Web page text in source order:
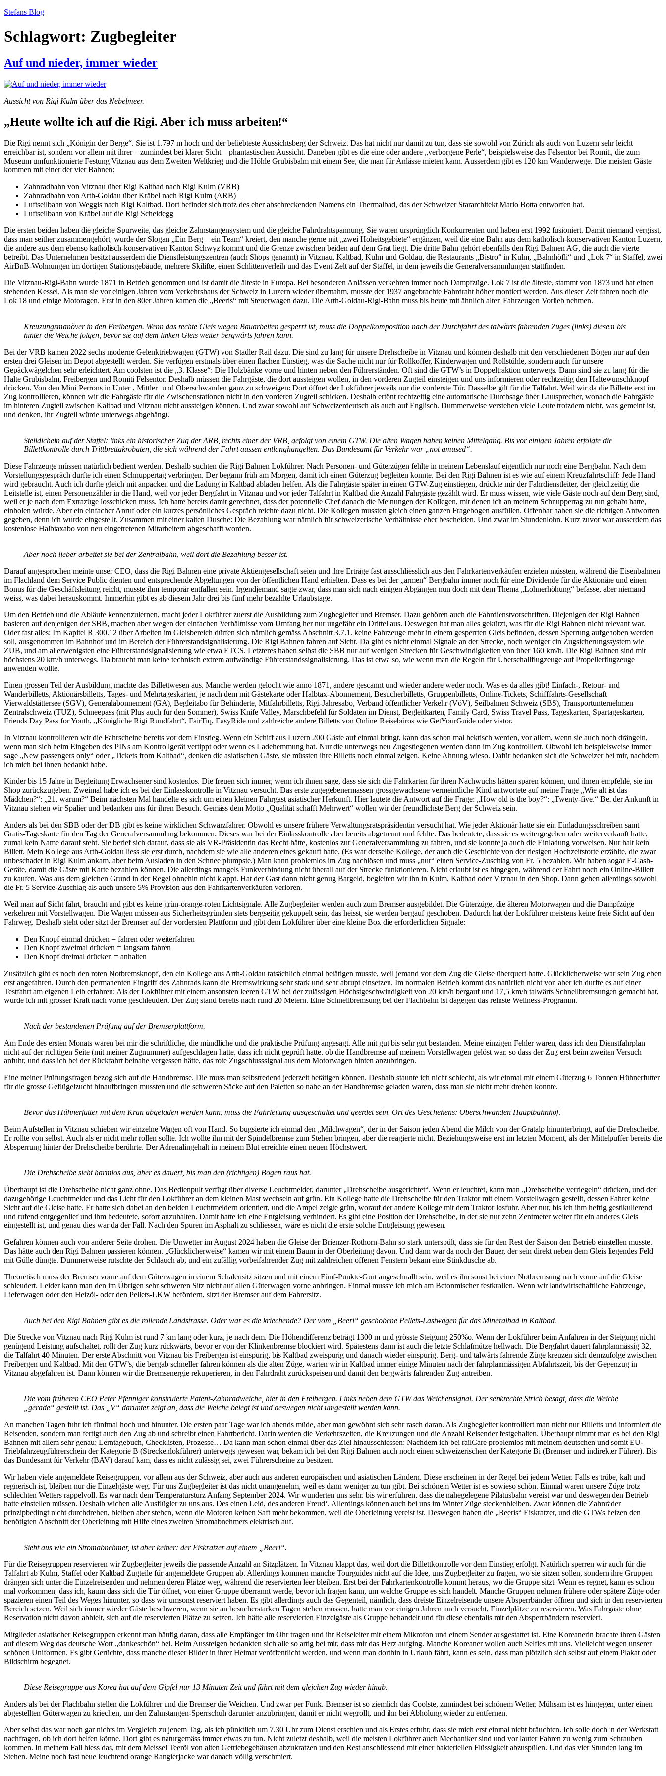
Zum
springen
Stefans Blog
Schlagwort: Zugbegleiter
Auf und nieder, immer wieder
Aussicht von Rigi Kulm über das Nebelmeer.
„Heute wollte ich auf die Rigi. Aber ich muss arbeiten!“
Die Rigi nennt sich „Königin der Berge“. Sie ist 1.797 m hoch und der beliebteste Aussichtsberg der Schweiz. Das hat nicht nur damit zu tun, dass sie sowohl von Zürich als auch von Luzern sehr leicht
erreichbar ist, sondern vor allem mit ihrer – zumindest bei klarer Sicht – phantastischen Aussicht. Daneben gibt es die eine oder andere „verborgene Perle“, beispielsweise das Felsentor bei Romiti, die zum
Museum umfunktionierte Festung Vitznau aus dem Zweiten Weltkrieg und die Höhle Grubisbalm mit einem See, die man für Anlässe mieten kann. Ausserdem gibt es 120 km Wanderwege. Die meisten Gäste
kommen mit einer der vier Bahnen:
Zahnradbahn von Vitznau über Rigi Kaltbad nach Rigi Kulm (VRB)
Zahnradbahn von Arth-Goldau über Kräbel nach Rigi Kulm (ARB)
Luftseilbahn von Weggis nach Rigi Kaltbad. Dort befindet sich trotz des eher abschreckenden Namens ein Thermalbad, das der Schweizer Stararchitekt Mario Botta entworfen hat.
Luftseilbahn von Kräbel auf die Rigi Scheidegg
Die ersten beiden haben die gleiche Spurweite, das gleiche Zahnstangensystem und die gleiche Fahrdrahtspannung. Sie waren ursprünglich Konkurrenten und haben erst 1992 fusioniert. Damit niemand vergisst,
dass man seither zusammengehört, wurde der Slogan „Ein Berg – ein Team“ kreiert, den manche gerne mit „zwei Hoheitsgebiete“ ergänzen, weil die eine Bahn aus dem katholisch-konservativen Kanton Luzern,
die andere aus dem ebenso katholisch-konservativen Kanton Schwyz kommt und die Grenze zwischen beiden auf dem Grat liegt. Die dritte Bahn gehört ebenfalls den Rigi Bahnen AG, die auch die vierte
betreibt. Das Unternehmen besitzt ausserdem die Dienstleistungszentren (auch Shops genannt) in Vitznau, Kaltbad, Kulm und Goldau, die Restaurants „Bistro“ in Kulm, „Bahnhöfli“ und „Lok 7“ in Staffel, zwei
AirBnB-Wohnungen im dortigen Stationsgebäude, mehrere Skilifte, einen Schlittenverleih und das Event-Zelt auf der Staffel, in dem jeweils die Generalversammlungen stattfinden.
Die Vitznau-Rigi-Bahn wurde 1871 in Betrieb genommen und ist damit die älteste in Europa. Bei besonderen Anlässen verkehren immer noch Dampfzüge. Lok 7 ist die älteste, stammt von 1873 und hat einen
stehenden Kessel. Als man sie vor einigen Jahren vom Verkehrshaus der Schweiz in Luzern wieder übernahm, musste der 1937 angebrachte Fahrdraht höher montiert werden. Aus dieser Zeit fahren noch die
Lok 18 und einige Motoragen. Erst in den 80er Jahren kamen die „Beeris“ mit Steuerwagen dazu. Die Arth-Goldau-Rigi-Bahn muss bis heute mit ähnlich alten Fahrzeugen Vorlieb nehmen.
Kreuzungsmanöver in den Freibergen. Wenn das rechte Gleis wegen Bauarbeiten gesperrt ist, muss die Doppelkomposition nach der Durchfahrt des talwärts fahrenden Zuges (links) diesem bis
hinter die Weiche folgen, bevor sie auf dem linken Gleis weiter bergwärts fahren kann.
Bei der VRB kamen 2022 sechs moderne Gelenktriebwagen (GTW) von Stadler Rail dazu. Die sind zu lang für unsere Drehscheibe in Vitznau und können deshalb mit den verschiedenen Bögen nur auf den
ersten drei Gleisen im Depot abgestellt werden. Sie verfügen erstmals über einen flachen Einstieg, was die Sache nicht nur für Rollkoffer, Kinderwagen und Rollstühle, sondern auch für unsere
Gepäckwägelchen sehr erleichtert. Am coolsten ist die „3. Klasse“: Die Holzbänke vorne und hinten neben den Führerständen. Oft sind die GTW’s in Doppeltraktion unterwegs. Dann sind sie zu lang für die
Halte Grubisbalm, Freibergen und Romiti Felsentor. Deshalb müssen die Fahrgäste, die dort aussteigen wollen, in den vorderen Zugteil einsteigen und uns informieren oder rechtzeitig den Haltewunschknopf
drücken. Von den Mini-Perrons in Unter-, Mittler- und Oberschwanden ganz zu schweigen: Dort öffnet der Lokführer jeweils nur die vorderste Tür. Dasselbe gilt für die Talfahrt. Weil wir da die Billette erst im
Zug kontrollieren, können wir die Fahrgäste für die Zwischenstationen nicht in den vorderen Zugteil schicken. Deshalb ertönt rechtzeitig eine automatische Durchsage über Lautsprecher, wonach die Fahrgäste
im hinteren Zugteil zwischen Kaltbad und Vitznau nicht aussteigen können. Und zwar sowohl auf Schweizerdeutsch als auch auf Englisch. Dummerweise verstehen viele Leute trotzdem nicht, was gemeint ist,
und denken, ihr Zugteil würde unterwegs abgehängt.
Stelldichein auf der Staffel: links ein historischer Zug der ARB, rechts einer der VRB, gefolgt von einem GTW. Die alten Wagen haben keinen Mittelgang. Bis vor einigen Jahren erfolgte die
Billettkontrolle durch Trittbrettakrobaten, die sich während der Fahrt aussen entlanghangelten. Das Bundesamt für Verkehr war „not amused“.
Diese Fahrzeuge müssen natürlich bedient werden. Deshalb suchten die Rigi Bahnen Lokführer. Nach Personen- und Güterzügen fehlte in meinem Lebenslauf eigentlich nur noch eine Bergbahn. Nach dem
Vorstellungsgespräch durfte ich einen Schnuppertag verbringen. Der begann früh am Morgen, damit ich einen Güterzug begleiten konnte. Bei den Rigi Bahnen ist es wie auf einem Kreuzfahrtschiff: Jede Hand
wird gebraucht. Auch ich durfte gleich mit anpacken und die Ladung in Kaltbad abladen helfen. Als die Fahrgäste später in einen GTW-Zug einstiegen, drückte mir der Fahrdienstleiter, der gleichzeitig die
Leitstelle ist, einen Personenzähler in die Hand, weil vor jeder Bergfahrt in Vitznau und vor jeder Talfahrt in Kaltbad die Anzahl Fahrgäste gezählt wird. Er muss wissen, wie viele Gäste noch auf dem Berg sind,
weil er je nach dem Extrazüge losschicken muss. Ich hatte bereits damit gerechnet, dass der potentielle Chef danach die Meinungen der Kollegen, mit denen ich an meinem Schnuppertag zu tun gehabt hatte,
einholen würde. Aber ein einfacher Anruf oder ein kurzes persönliches Gespräch reichte dazu nicht. Die Kollegen mussten gleich einen ganzen Fragebogen ausfüllen. Offenbar haben sie die richtigen Antworten
gegeben, denn ich wurde eingestellt. Zusammen mit einer kalten Dusche: Die Bezahlung war nämlich für schweizerische Verhältnisse eher bescheiden. Und zwar im Stundenlohn. Kurz zuvor war ausserdem das
kostenlose Halbtaxabo von neu eingetretenen Mitarbeitern abgeschafft worden.
Aber noch lieber arbeitet sie bei der Zentralbahn, weil dort die Bezahlung besser ist.
Darauf angesprochen meinte unser CEO, dass die Rigi Bahnen eine private Aktiengesellschaft seien und ihre Erträge fast ausschliesslich aus den Fahrkartenverkäufen erzielen müssten, während die Eisenbahnen
im Flachland dem Service Public dienten und entsprechende Abgeltungen von der öffentlichen Hand erhielten. Dass es bei der „armen“ Bergbahn immer noch für eine Dividende für die Aktionäre und einen
Bonus für die Geschäftsleitung reicht, musste ihm temporär entfallen sein. Irgendjemand sagte zwar, dass man sich nach einigen Abgängen nun doch mit dem Thema „Lohnerhöhung“ befasse, aber niemand
weiss, was dabei herauskommt. Immerhin gibt es ab diesem Jahr drei bis fünf mehr bezahlte Urlaubstage.
Um den Betrieb und die Abläufe kennenzulernen, macht jeder Lokführer zuerst die Ausbildung zum Zugbegleiter und Bremser. Dazu gehören auch die Fahrdienstvorschriften. Diejenigen der Rigi Bahnen
basieren auf denjenigen der SBB, machen aber wegen der einfachen Verhältnisse vom Umfang her nur ungefähr ein Drittel aus. Deswegen hat man alles gekürzt, was für die Rigi Bahnen nicht relevant war.
Oder fast alles: Im Kapitel R 300.12 über Arbeiten im Gleisbereich dürfen sich nämlich gemäss Abschnitt 3.7.1. keine Fahrzeuge mehr in einem gesperrten Gleis befinden, dessen Sperrung aufgehoben werden
soll, ausgenommen im Bahnhof und im Bereich der Führerstandsignalisierung. Die Rigi Bahnen fahren auf Sicht. Da gibt es nicht einmal Signale an der Strecke, noch weniger ein Zugsicherungssystem wie
ZUB, und am allerwenigsten eine Führerstandsignalisierung wie etwa ETCS. Letzteres haben selbst die SBB nur auf wenigen Strecken für Geschwindigkeiten von über 160 km/h. Die Rigi Bahnen sind mit
höchstens 20 km/h unterwegs. Da braucht man keine technisch extrem aufwändige Führerstandssignalisierung. Das ist etwa so, wie wenn man die Regeln für Überschallflugzeuge auf Propellerflugzeuge
anwenden wollte.
Einen grossen Teil der Ausbildung machte das Billettwesen aus. Manche werden gelocht wie anno 1871, andere gescannt und wieder andere weder noch. Was es da alles gibt! Einfach-, Retour- und
Wanderbilletts, Aktionärsbilletts, Tages- und Mehrtageskarten, je nach dem mit Gästekarte oder Halbtax-Abonnement, Besucherbilletts, Gruppenbilletts, Online-Tickets, Schifffahrts-Gesellschaft
Vierwaldstättersee (SGV), Generalabonnement (GA), Begleitabo für Behinderte, Mitfahrbilletts, Rigi-Jahresabo, Verband öffentlicher Verkehr (VöV), Seilbahnen Schweiz (SBS), Transportunternehmen
Zentralschweiz (TUZ), Schneepass (mit Plus auch für den Sommer), Swiss Knife Valley, Marschbefehl für Soldaten im Dienst, Begleitkarten, Family Card, Swiss Travel Pass, Tageskarten, Spartageskarten,
Friends Day Pass for Youth, „Königliche Rigi-Rundfahrt“, FairTiq, EasyRide und zahlreiche andere Billetts von Online-Reisebüros wie GetYourGuide oder viator.
In Vitznau kontrollieren wir die Fahrscheine bereits vor dem Einstieg. Wenn ein Schiff aus Luzern 200 Gäste auf einmal bringt, kann das schon mal hektisch werden, vor allem, wenn sie auch noch drängeln,
wenn man sich beim Eingeben des PINs am Kontrollgerät vertippt oder wenn es Ladehemmung hat. Nur die unterwegs neu Zugestiegenen werden dann im Zug kontrolliert. Obwohl ich beispielsweise immer
sage „New passengers only“ oder „Tickets from Kaltbad“, denken die asiatischen Gäste, sie müssten ihre Billetts noch einmal zeigen. Keine Ahnung wieso. Dafür bedanken sich die Schweizer bei mir, nachdem
ich mich bei ihnen bedankt habe.
Kinder bis 15 Jahre in Begleitung Erwachsener sind kostenlos. Die freuen sich immer, wenn ich ihnen sage, dass sie sich die Fahrkarten für ihren Nachwuchs hätten sparen können, und ihnen empfehle, sie im
Shop zurückzugeben. Zweimal habe ich es bei der Einlasskontrolle in Vitznau versucht. Das erste zugegebenermassen grossgewachsene vermeintliche Kind antwortete auf meine Frage „Wie alt ist das
Mädchen?“: „21, warum?“ Beim nächsten Mal handelte es sich um einen kleinen Fahrgast asiatischer Herkunft. Hier lautete die Antwort auf die Frage: „How old is the boy?“: „Twenty-five.“ Bei der Ankunft in
Vitznau stehen wir Spalier und bedanken uns für ihren Besuch. Gemäss dem Motto „Qualität schafft Mehrwert“ wollen wir der freundlichste Berg der Schweiz sein.
Anders als bei den SBB oder der DB gibt es keine wirklichen Schwarzfahrer. Obwohl es unsere frühere Verwaltungsratspräsidentin versucht hat. Wie jeder Aktionär hatte sie ein Einladungsschreiben samt
Gratis-Tageskarte für den Tag der Generalversammlung bekommen. Dieses war bei der Einlasskontrolle aber bereits abgetrennt und fehlte. Das bedeutete, dass sie es weitergegeben oder weiterverkauft hatte,
zumal kein Name darauf steht. Sie berief sich darauf, dass sie als VR-Präsidentin das Recht hätte, kostenlos zur Generalversammlung zu fahren, und sie konnte ja auch die Einladung vorweisen. Nur halt kein
Billett. Mein Kollege aus Arth-Goldau liess sie erst durch, nachdem sie wie alle anderen eines gekauft hatte. (Es war derselbe Kollege, der auch die Geschichte von der riesigen Hochzeitstorte erzählte, die zwar
unbeschadet in Rigi Kulm ankam, aber beim Ausladen in den Schnee plumpste.) Man kann problemlos im Zug nachlösen und muss „nur“ einen Service-Zuschlag von Fr. 5 bezahlen. Wir haben sogar E-Cash-
Geräte, damit die Gäste mit Karte bezahlen können. Die allerdings mangels Funkverbindung nicht überall auf der Strecke funktionieren. Nicht erlaubt ist es hingegen, während der Fahrt noch ein Online-Billett
zu kaufen. Was aus dem gleichen Grund in der Regel ohnehin nicht klappt. Hat der Gast dann nicht genug Bargeld, begleiten wir ihn in Kulm, Kaltbad oder Vitznau in den Shop. Dann gehen allerdings sowohl
die Fr. 5 Service-Zuschlag als auch unsere 5% Provision aus den Fahrkartenverkäufen verloren.
Weil man auf Sicht fährt, braucht und gibt es keine grün-orange-roten Lichtsignale. Alle Zugbegleiter werden auch zum Bremser ausgebildet. Die Güterzüge, die älteren Motorwagen und die Dampfzüge
verkehren mit Vorstellwagen. Die Wagen müssen aus Sicherheitsgründen stets bergseitig gekuppelt sein, das heisst, sie werden bergauf geschoben. Dadurch hat der Lokführer meistens keine freie Sicht auf den
Fahrweg. Deshalb steht oder sitzt der Bremser auf der vordersten Plattform und gibt dem Lokführer über eine kleine Box die erforderlichen Signale:
Den Knopf einmal drücken = fahren oder weiterfahren
Den Knopf zweimal drücken = langsam fahren
Den Knopf dreimal drücken = anhalten
Zusätzlich gibt es noch den roten Notbremsknopf, den ein Kollege aus Arth-Goldau tatsächlich einmal betätigen musste, weil jemand vor dem Zug die Gleise überquert hatte. Glücklicherweise war sein Zug eben
erst angefahren. Durch den permanenten Eingriff des Zahnrads kann die Bremswirkung sehr stark und sehr abrupt einsetzen. Im normalen Betrieb kommt das natürlich nicht vor, aber ich durfte es auf einer
Testfahrt am eigenen Leib erfahren: Als der Lokführer mit einem ansonsten leeren GTW bei der zulässigen Höchstgeschwindigkeit von 20 km/h bergauf und 17,5 km/h talwärts Schnellbremsungen gemacht hat,
wurde ich mit grosser Kraft nach vorne geschleudert. Der Zug stand bereits nach rund 20 Metern. Eine Schnellbremsung bei der Flachbahn ist dagegen das reinste Wellness-Programm.
Nach der bestandenen Prüfung auf der Bremserplattform.
Am Ende des ersten Monats waren bei mir die schriftliche, die mündliche und die praktische Prüfung angesagt. Alle mit gut bis sehr gut bestanden. Meine einzigen Fehler waren, dass ich den Dienstfahrplan
nicht auf der richtigen Seite (mit meiner Zugnummer) aufgeschlagen hatte, dass ich nicht geprüft hatte, ob die Handbremse auf meinem Vorstellwagen gelöst war, so dass der Zug erst beim zweiten Versuch
anfuhr, und dass ich bei der Rückfahrt beinahe vergessen hätte, das rote Zugschlusssignal aus dem Motorwagen hinten anzubringen.
Eine meiner Prüfungsfragen bezog sich auf die Handbremse. Die muss man selbstredend jederzeit betätigen können. Deshalb staunte ich nicht schlecht, als wir einmal mit einem Güterzug 6 Tonnen Hühnerfutter
für die grosse Geflügelzucht hinaufbringen mussten und die schweren Säcke auf den Paletten so nahe an der Handbremse geladen waren, dass man sie nicht mehr drehen konnte.
Bevor das Hühnerfutter mit dem Kran abgeladen werden kann, muss die Fahrleitung ausgeschaltet und geerdet sein. Ort des Geschehens: Oberschwanden Hauptbahnhof.
Beim Aufstellen in Vitznau schieben wir einzelne Wagen oft von Hand. So bugsierte ich einmal den „Milchwagen“, der in der Saison jeden Abend die Milch von der Gratalp hinunterbringt, auf die Drehscheibe.
Er rollte von selbst. Auch als er nicht mehr rollen sollte. Ich wollte ihn mit der Spindelbremse zum Stehen bringen, aber die reagierte nicht. Beziehungsweise erst im letzten Moment, als der Mittelpuffer bereits die
Absperrung hinter der Drehscheibe berührte. Der Adrenalingehalt in meinem Blut erreichte einen neuen Höchstwert.
Die Drehscheibe sieht harmlos aus, aber es dauert, bis man den (richtigen) Bogen raus hat.
Überhaupt ist die Drehscheibe nicht ganz ohne. Das Bedienpult verfügt über diverse Leuchtmelder, darunter „Drehscheibe ausgerichtet“. Wenn er leuchtet, kann man „Drehscheibe verriegeln“ drücken, und der
dazugehörige Leuchtmelder und das Licht für den Lokführer an dem kleinen Mast wechseln auf grün. Ein Kollege hatte die Drehscheibe für den Traktor mit einem Vorstellwagen gestellt, dessen Fahrer keine
Sicht auf die Gleise hatte. Er hatte sich dabei an den beiden Leuchtmeldern orientiert, und die Ampel zeigte grün, worauf der andere Kollege mit dem Traktor losfuhr. Aber nur, bis ich ihm heftig gestikulierend
und rufend entgegenlief und ihm bedeutete, sofort anzuhalten. Damit hatte ich eine Entgleisung verhindert. Es gibt eine Position der Drehscheibe, in der sie nur zehn Zentmeter weiter für ein anderes Gleis
eingestellt ist, und genau dies war da der Fall. Nach den Spuren im Asphalt zu schliessen, wäre es nicht die erste solche Entgleisung gewesen.
Gefahren können auch von anderer Seite drohen. Die Unwetter im August 2024 haben die Gleise der Brienzer-Rothorn-Bahn so stark unterspült, dass sie für den Rest der Saison den Betrieb einstellen musste.
Das hätte auch den Rigi Bahnen passieren können. „Glücklicherweise“ kamen wir mit einem Baum in der Oberleitung davon. Und dann war da noch der Bauer, der sein direkt neben dem Gleis liegendes Feld
mit Gülle düngte. Dummerweise rutschte der Schlauch ab, und ein zufällig vorbeifahrender Zug mit zahlreichen offenen Fenstern bekam eine Stinkdusche ab.
Theoretisch muss der Bremser vorne auf dem Güterwagen in einem Schalensitz sitzen und mit einem Fünf-Punkte-Gurt angeschnallt sein, weil es ihn sonst bei einer Notbremsung nach vorne auf die Gleise
schleudert. Leider kann man den im Übrigen sehr schweren Sitz nicht auf allen Güterwagen vorne anbringen. Einmal musste ich mich am Betonmischer festkrallen. Wenn wir landwirtschaftliche Fahrzeuge,
Lieferwagen oder den Heizöl- oder den Pellets-LKW befördern, sitzt der Bremser auf dem Fahrersitz.
Auch bei den Rigi Bahnen gibt es die rollende Landstrasse. Oder war es die kriechende? Der vom „Beeri“ geschobene Pellets-Lastwagen für das Mineralbad in Kaltbad.
Die Strecke von Vitznau nach Rigi Kulm ist rund 7 km lang oder kurz, je nach dem. Die Höhendifferenz beträgt 1300 m und grösste Steigung 250%o. Wenn der Lokführer beim Anfahren in der Steigung nicht
genügend Leistung aufschaltet, rollt der Zug kurz rückwärts, bevor er von der Klinkenbremse blockiert wird. Spätestens dann ist auch die letzte Schlafmütze hellwach. Die Bergfahrt dauert fahrplanmässig 32,
die Talfahrt 40 Minuten. Der erste Abschnitt von Vitznau bis Freibergen ist einspurig, bis Kaltbad zweispurig und danach wieder einspurig. Berg- und talwärts fahrende Züge kreuzen sich demzufolge zwischen
Freibergen und Kaltbad. Mit den GTW’s, die bergab schneller fahren können als die alten Züge, warten wir in Kaltbad immer einige Minuten nach der fahrplanmässigen Abfahrtszeit, bis der Gegenzug in
Vitznau abgefahren ist. Dann können wir die Bremsenergie rekuperieren, in den Fahrdraht zurückspeisen und damit den bergwärts fahrenden Zug antreiben.
Die vom früheren CEO Peter Pfenniger konstruierte Patent-Zahnradweiche, hier in den Freibergen. Links neben dem GTW das Weichensignal. Der senkrechte Strich besagt, dass die Weiche
„gerade“ gestellt ist. Das „V“ darunter zeigt an, dass die Weiche belegt ist und deswegen nicht umgestellt werden kann.
An manchen Tagen fuhr ich fünfmal hoch und hinunter. Die ersten paar Tage war ich abends müde, aber man gewöhnt sich sehr rasch daran. Als Zugbegleiter kontrolliert man nicht nur Billetts und informiert die
Reisenden, sondern man fertigt auch den Zug ab und schreibt einen Fahrtbericht. Darin werden die Verkehrszeiten, die Kreuzungen und die Anzahl Reisender festgehalten. Überhaupt nimmt man es bei den Rigi
Bahnen mit allem sehr genau: Lerntagebuch, Checklisten, Prozesse… Da kann man schon einmal über das Ziel hinausschiessen: Nachdem ich bei railCare problemlos mit meinem deutschen und somit EU-
Triebfahrzeugführerschein der Kategorie B (Streckenlokführer) unterwegs gewesen war, bekam ich bei den Rigi Bahnen auch noch einen schweizerischen der Kategorie Bi (Bremser und indirekter Führer). Bis
das Bundesamt für Verkehr (BAV) darauf kam, dass es nicht zulässig sei, zwei Führerscheine zu besitzen.
Wir haben viele angemeldete Reisegruppen, vor allem aus der Schweiz, aber auch aus anderen europäischen und asiatischen Ländern. Diese erscheinen in der Regel bei jedem Wetter. Falls es trübe, kalt und
regnerisch ist, bleiben nur die Einzelgäste weg. Für uns Zugbegleiter ist das nicht unangenehm, weil es dann weniger zu tun gibt. Bei schönem Wetter ist es sowieso schön. Einmal waren unsere Züge trotz
schlechten Wetters rappelvoll. Es war nach dem Temperatursturz Anfang September 2024. Wir wunderten uns sehr, bis wir erfuhren, dass die nahegelegene Pilatusbahn vereist war und deswegen den Betrieb
hatte einstellen müssen. Deshalb wichen alle Ausflügler zu uns aus. Des einen Leid, des anderen Freud‘. Allerdings können auch bei uns im Winter Züge steckenbleiben. Zwar können die Zahnräder
prinzipbedingt nicht durchdrehen, bleiben aber stehen, wenn die Motoren keinen Saft mehr bekommen, weil die Oberleitung vereist ist. Deswegen haben die „Beeris“ Eiskratzer, und die GTWs heizen den
benötigten Abschnitt der Oberleitung mit Hilfe eines zweiten Stromabnehmers elektrisch auf.
Sieht aus wie ein Stromabnehmer, ist aber keiner: der Eiskratzer auf einem „Beeri“.
Für die Reisegruppen reservieren wir Zugbegleiter jeweils die passende Anzahl an Sitzplätzen. In Vitznau klappt das, weil dort die Billettkontrolle vor dem Einstieg erfolgt. Natürlich sperren wir auch für die
Talfahrt ab Kulm, Staffel oder Kaltbad Zugteile für angemeldete Gruppen ab. Allerdings kommen manche Tourguides nicht auf die Idee, uns Zugbegleiter zu fragen, wo sie sitzen sollen, sondern ihre Gruppen
drängen sich unter die Einzelreisenden und nehmen deren Plätze weg, während die reservierten leer bleiben. Erst bei der Fahrkartenkontrolle kommt heraus, wo die Gruppe sitzt. Wenn es regnet, kann es schon
mal vorkommen, dass ich, kaum dass sich die Tür öffnet, von einer Gruppe überrannt werde, bevor ich fragen kann, um welche Gruppe es sich handelt. Manche Gruppen nehmen frühere oder spätere Züge oder
spazieren einen Teil des Weges hinunter, so dass wir umsonst reserviert haben. Es gibt allerdings auch das Gegenteil, nämlich, dass dreiste Einzelreisende unsere Absperrbänder öffnen und sich in den reservierten
Bereich setzen. Weil sich immer wieder Gäste beschweren, wenn sie an besucherstarken Tagen stehen müssen, hatte man vor einigen Jahren auch versucht, Einzelplätze zu reservieren. Was Fahrgäste ohne
Reservation nicht davon abhielt, sich auf die reservierten Plätze zu setzen. Ich hätte alle reservierten Einzelgäste als Gruppe behandelt und für diese ebenfalls mit den Absperrbändern reserviert.
Mitglieder asiatischer Reisegruppen erkennt man häufig daran, dass alle Empfänger im Ohr tragen und ihr Reiseleiter mit einem Mikrofon und einem Sender ausgestattet ist. Eine Koreanerin brachte ihren Gästen
auf diesem Weg das deutsche Wort „dankeschön“ bei. Beim Aussteigen bedankten sich alle so artig bei mir, dass mir das Herz aufging. Manche Koreaner wollen auch Selfies mit uns. Vielleicht wegen unserer
schönen Uniformen. Es gibt Gerüchte, dass manche dieser Bilder in ihrer Heimat veröffentlicht werden, und wenn man dorthin in Urlaub fährt, kann es sein, dass man plötzlich sich selbst auf einem Plakat oder
Bildschirm begegnet.
Diese Reisegruppe aus Korea hat auf dem Gipfel nur 13 Minuten Zeit und fährt mit dem gleichen Zug wieder hinab.
Anders als bei der Flachbahn stellen die Lokführer und die Bremser die Weichen. Und zwar per Funk. Bremser ist so ziemlich das Coolste, zumindest bei schönem Wetter. Mühsam ist es hingegen, unter einen
abgestellten Güterwagen zu kriechen, um den Zahnstangen-Sperrschuh darunter anzubringen, damit er nicht wegrollt, und ihn bei Abholung wieder zu entfernen.
Aber selbst das war noch gar nichts im Vergleich zu jenem Tag, als ich pünktlich um 7.30 Uhr zum Dienst erschien und als Erstes erfuhr, dass sie mich erst einmal nicht bräuchten. Ich solle doch in der Werkstatt
nachfragen, ob ich dort helfen könne. Dort gibt es naturgemäss immer etwas zu tun. Nicht zuletzt deshalb, weil die meisten Lokführer auch Mechaniker sind und vor lauter Fahren zu wenig zum Schrauben
kommen. In meinem Fall hiess das, mit dem Meissel Teeröl von alten Getriebegehäusen abzukratzen und den Rest anschliessend mit einer bakteriellen Flüssigkeit abzuspülen. Und das vier Stunden lang im
Stehen. Meine noch fast neue leuchtend orange Rangierjacke war danach völlig verschmiert.